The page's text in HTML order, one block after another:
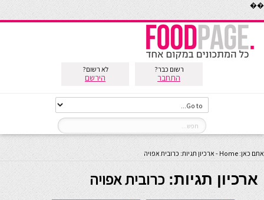
��
רשום כבר?
התחבר
לא רשום?
הירשם
אתם כאן: Home
-ארכיון תגיות: כרובית אפויה
ארכיון תגיות:כרובית אפויה